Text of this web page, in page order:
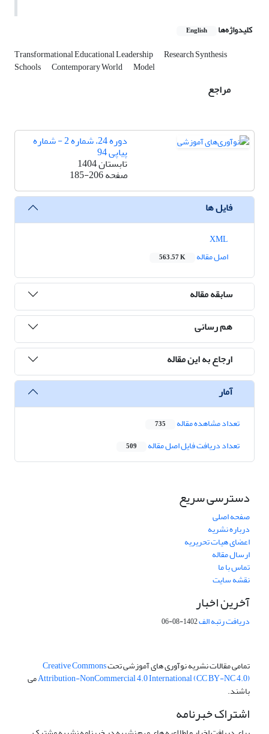
کلیدواژه‌ها English
Transformational Educational Leadership Research Synthesis
Schools Contemporary World Model
مراجع
دوره 24، شماره 2 - شماره
پیاپی 94
تابستان 1404
صفحه185-206
فایل ها
اصل مقاله
563.57 K
سابقه مقاله
هم رسانی
ارجاع به این مقاله
آمار
تعداد مشاهده مقاله 735
تعداد دریافت فایل اصل مقاله 509
دسترسی سریع
صفحه اصلی
درباره نشریه
اعضای هیات تحریریه
ارسال مقاله
تماس با ما
نقشه سایت
آخرین اخبار
دریافت رتبه الف1402-08-06
تمامی مقالات نشریه نوآوری های آموزشی تحتCreative Commons
Attribution-NonCommercial 4.0 International (CC BY-NC 4.0)می
باشند.
اشتراک خبرنامه